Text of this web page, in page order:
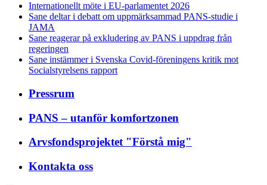
Internationellt möte i EU-parlamentet 2026
Sane deltar i debatt om uppmärksammad PANS-studie i
JAMA
Sane reagerar på exkludering av PANS i uppdrag från
regeringen
Sane instämmer i Svenska Covid-föreningens kritik mot
Socialstyrelsens rapport
Pressrum
PANS – utanför komfortzonen
Arvsfondsprojektet "Förstå mig"
Kontakta oss